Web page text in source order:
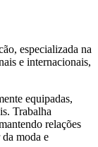
especializada na
e internacionais,
equipadas,
Trabalha
relações
moda e